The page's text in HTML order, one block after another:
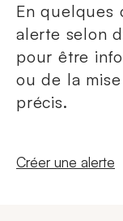
En quelques
alerte selon
pour être
ou de la
précis.
Nouvelle fenêtre
Créer une alerte